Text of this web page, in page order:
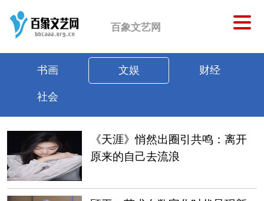
百象文艺网
书画 文娱 财经
社会
《天涯》悄然出圈引共鸣：离开
原来的自己去流浪